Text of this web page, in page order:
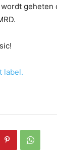
geheten
label.